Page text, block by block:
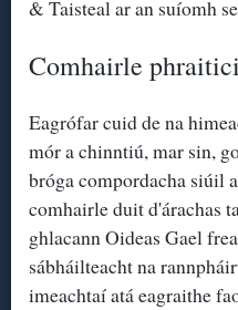
& Taisteal ar an suíomh
Comhairle
Eagrófar cuid de na
mór a chinntiú, mar sin,
bróga compordacha siúil
comhairle duit d'árachas
ghlacann Oideas Gael
sábháilteacht na
imeachtaí atá eagraithe